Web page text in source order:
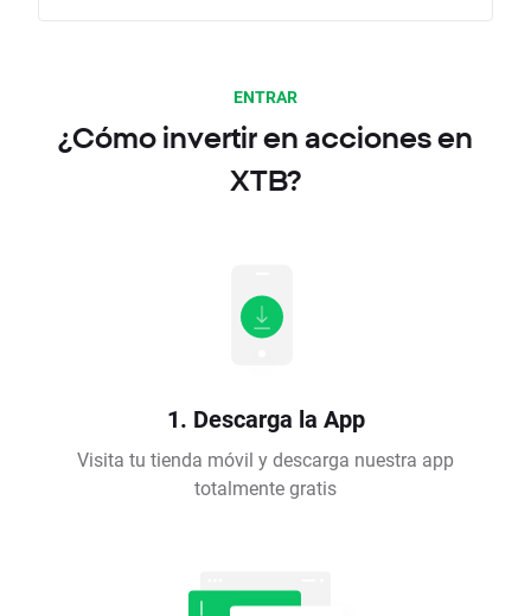
ENTRAR
¿Cómo invertir en acciones en
XTB?
1. Descarga la App
Visita tu tienda móvil y descarga nuestra app
totalmente gratis